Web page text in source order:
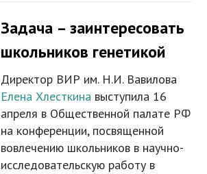
Задача – заинтересовать
школьников генетикой
Директор ВИР им. Н.И. Вавилова
Елена Хлесткина выступила 16
апреля в Общественной палате РФ
на конференции, посвященной
вовлечению школьников в научно-
исследовательскую работу в